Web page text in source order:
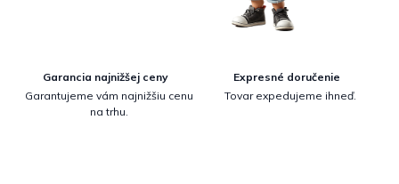
Garancia najnižšej ceny
Garantujeme vám najnižšiu cenu
na trhu.
Expresné doručenie
Tovar expedujeme ihneď.